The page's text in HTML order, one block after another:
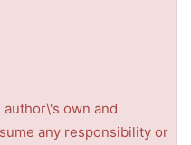
own and
any responsibility or